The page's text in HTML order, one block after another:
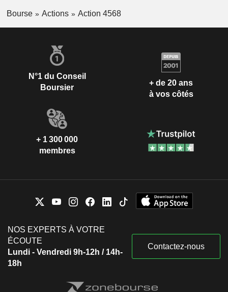
Bourse Actions Action 4568
N°1 du Conseil
Boursier
+ de 20 ans
à vos côtés
+ 1 300 000
membres
NOS EXPERTS À VOTRE
ÉCOUTE
Lundi - Vendredi 9h-12h / 14h-
18h
Contactez-nous